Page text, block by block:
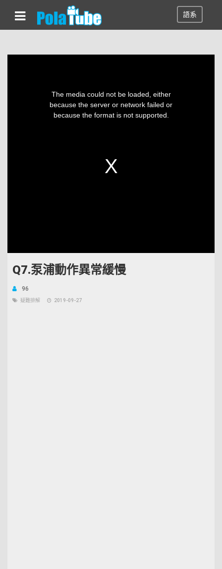
語系
The media could not be loaded, either
because the server or network failed or
because the format is not supported.
Q7.泵浦動作異常緩慢
96
疑難排解 2019-09-27